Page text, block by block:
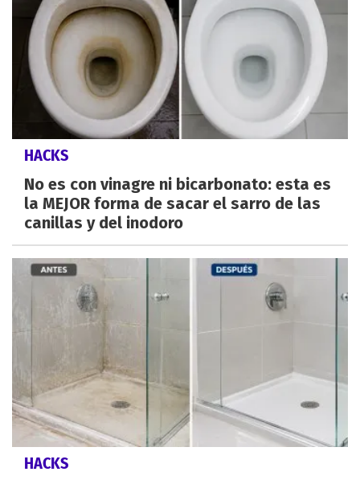
HACKS
No es con vinagre ni bicarbonato: esta es
la MEJOR forma de sacar el sarro de las
canillas y del inodoro
HACKS